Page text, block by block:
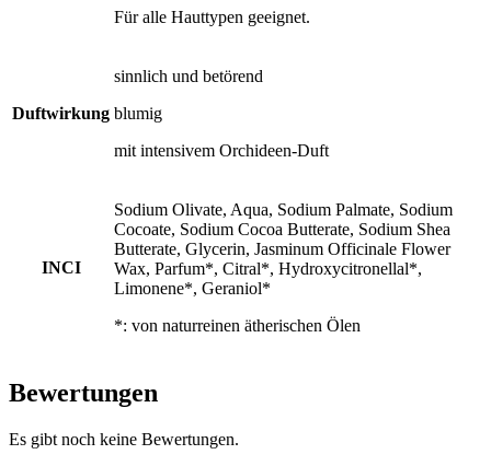
Für alle Hauttypen geeignet.
Duftwirkung
sinnlich und betörend
blumig
mit intensivem Orchideen-Duft
INCI
Sodium Olivate, Aqua, Sodium Palmate, Sodium
Cocoate, Sodium Cocoa Butterate, Sodium Shea
Butterate, Glycerin, Jasminum Officinale Flower
Wax, Parfum*, Citral*, Hydroxycitronellal*,
Limonene*, Geraniol*
*: von naturreinen ätherischen Ölen
Bewertungen
Es gibt noch keine Bewertungen.